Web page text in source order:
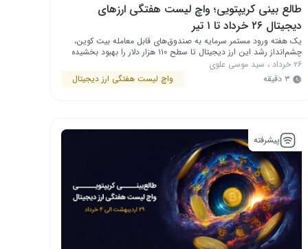
طالع بینی کریپتویی؛ واچ لیست هفتگی ارزهای
دیجیتال ۲۶ خرداد تا ۱ تیر
یک هفته ورود مستمر سرمایه به صندوق‌های قابل معامله بیت‌ کوین،
چشم‌انداز رشد این ارز دیجیتال تا سطح ۱۱۰ هزار دلار را بهبود بخشیده
است. در بازار کریپتو چه خبر است ارزهای دیجیتال هایپر لیکویید، بیت
کوین کش (BCH)، آوی (AAVE) و اوکی‌بی (OKB) نیز می‌توانند در
مسیر صعودی قرار بگیرند، به شرطی که بیت …
۲۶ خرداد ، سید موسی علوی
۳ دقیقه
واچ لیست هفتگی ارز دیجیتال
پیشرفته